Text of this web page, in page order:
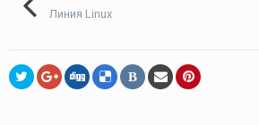
Линия Linux
В